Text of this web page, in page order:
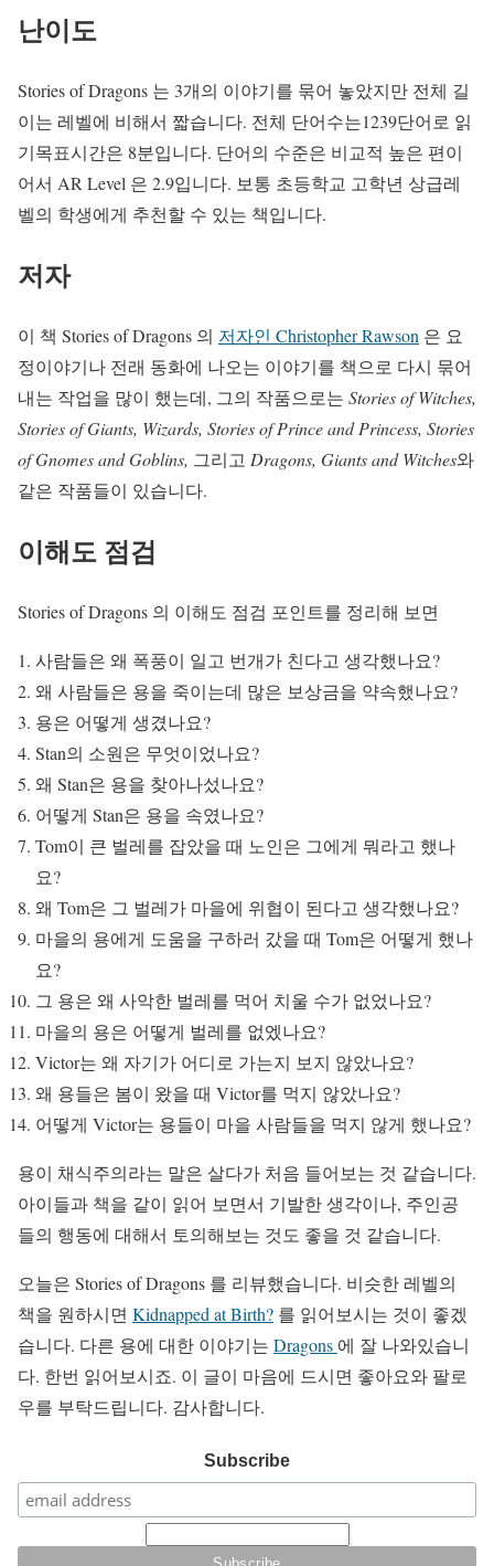
난이도
Stories of Dragons 는 3개의 이야기를 묶어 놓았지만 전체 길
이는 레벨에 비해서 짧습니다. 전체 단어수는1239단어로 읽
기목표시간은 8분입니다. 단어의 수준은 비교적 높은 편이
어서 AR Level 은 2.9입니다. 보통 초등학교 고학년 상급레
벨의 학생에게 추천할 수 있는 책입니다.
저자
이 책 Stories of Dragons 의 저자인 Christopher Rawson 은 요
정이야기나 전래 동화에 나오는 이야기를 책으로 다시 묶어
내는 작업을 많이 했는데, 그의 작품으로는 Stories of Witches,
Stories of Giants, Wizards, Stories of Prince and Princess, Stories
of Gnomes and Goblins, 그리고 Dragons, Giants and Witches와
같은 작품들이 있습니다.
이해도 점검
Stories of Dragons 의 이해도 점검 포인트를 정리해 보면
사람들은 왜 폭풍이 일고 번개가 친다고 생각했나요?
왜 사람들은 용을 죽이는데 많은 보상금을 약속했나요?
용은 어떻게 생겼나요?
Stan의 소원은 무엇이었나요?
왜 Stan은 용을 찾아나섰나요?
어떻게 Stan은 용을 속였나요?
Tom이 큰 벌레를 잡았을 때 노인은 그에게 뭐라고 했나
요?
왜 Tom은 그 벌레가 마을에 위협이 된다고 생각했나요?
마을의 용에게 도움을 구하러 갔을 때 Tom은 어떻게 했나
요?
그 용은 왜 사악한 벌레를 먹어 치울 수가 없었나요?
마을의 용은 어떻게 벌레를 없엤나요?
Victor는 왜 자기가 어디로 가는지 보지 않았나요?
왜 용들은 봄이 왔을 때 Victor를 먹지 않았나요?
어떻게 Victor는 용들이 마을 사람들을 먹지 않게 했나요?
용이 채식주의라는 말은 살다가 처음 들어보는 것 같습니다.
아이들과 책을 같이 읽어 보면서 기발한 생각이나, 주인공
들의 행동에 대해서 토의해보는 것도 좋을 것 같습니다.
오늘은 Stories of Dragons 를 리뷰했습니다. 비슷한 레벨의
책을 원하시면 Kidnapped at Birth? 를 읽어보시는 것이 좋겠
습니다. 다른 용에 대한 이야기는 Dragons 에 잘 나와있습니
다. 한번 읽어보시죠. 이 글이 마음에 드시면 좋아요와 팔로
우를 부탁드립니다. 감사합니다.
Subscribe